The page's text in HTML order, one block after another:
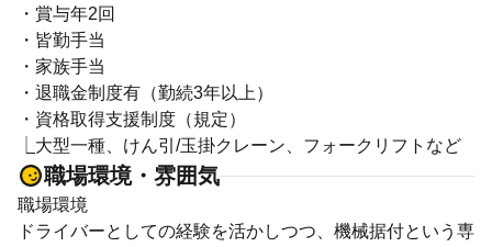
・賞与年2回
・皆勤手当
・家族手当
・退職金制度有（勤続3年以上）
・資格取得支援制度（規定）
⎿大型一種、けん引/玉掛クレーン、フォークリフトなど
職場環境・雰囲気
職場環境
ドライバーとしての経験を活かしつつ、機械据付という専